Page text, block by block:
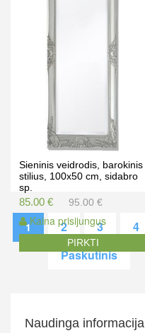
Sieninis veidrodis, barokinis
stilius, 100x50 cm, sidabro
sp.
85.00 €
Kaina prisijungus
95.00 €
PIRKTI
1 2 3 4
Paskutinis
Naudinga informacija